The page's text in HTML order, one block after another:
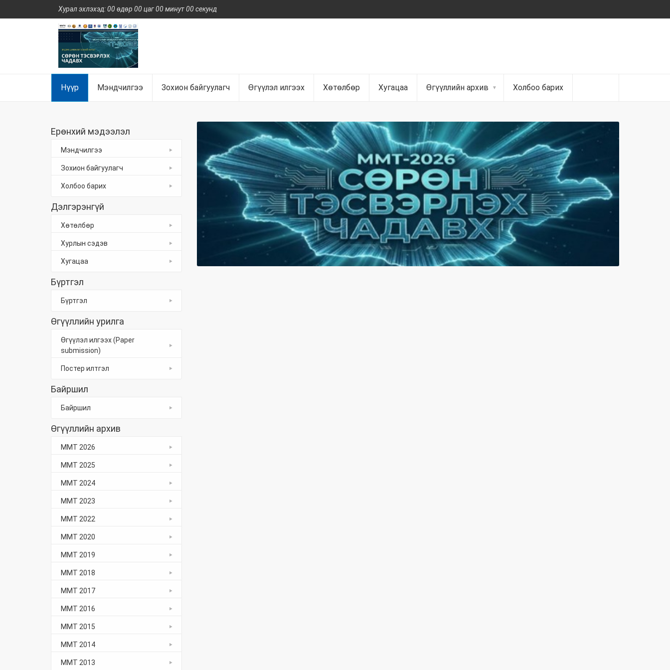
Хурал эхлэхэд: 00 өдөр 00 цаг 00 минут 00 секунд
Нүүр Мэндчилгээ Зохион байгуулагч Өгүүлэл илгээх Хөтөлбөр Хугацаа Өгүүллийн архив Холбоо барих
Ерөнхий мэдээлэл
Мэндчилгээ
Зохион байгуулагч
Холбоо барих
Дэлгэрэнгүй
Хөтөлбөр
Хурлын сэдэв
Хугацаа
Бүртгэл
Бүртгэл
Өгүүллийн урилга
Өгүүлэл илгээх (Paper
submission)
Постер илтгэл
Байршил
Байршил
Өгүүллийн архив
ММТ 2026
ММТ 2025
ММТ 2024
ММТ 2023
ММТ 2022
ММТ 2020
ММТ 2019
ММТ 2018
ММТ 2017
ММТ 2016
ММТ 2015
ММТ 2014
ММТ 2013